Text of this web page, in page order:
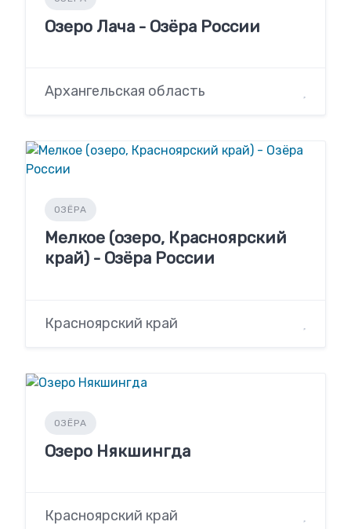
Озеро Лача - Озёра России
Архангельская область
ОЗЁРА
Мелкое (озеро, Красноярский
край) - Озёра России
Красноярский край
ОЗЁРА
Озеро Някшингда
Красноярский край